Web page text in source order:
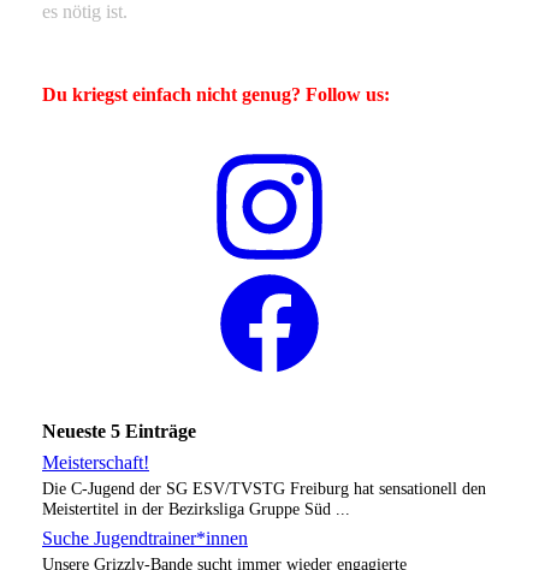
es nötig ist.
Du kriegst einfach nicht genug? Follow us:
Neueste 5 Einträge
Meisterschaft!
Die C-Jugend der SG ESV/TVSTG Freiburg hat sensationell den
Meistertitel in der Bezirksliga Gruppe Süd ...
Suche Jugendtrainer*innen
Unsere Grizzly-Bande sucht immer wieder engagierte